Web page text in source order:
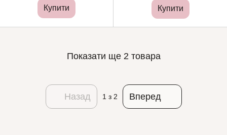
Купити Купити
Показати ще 2 товара
Назад 1 з 2 Вперед